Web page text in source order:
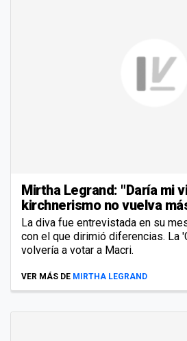
Mirtha Legrand: "Daría mi
kirchnerismo no vuelva
La diva fue entrevistada en su
con el que dirimió diferencias. La
volvería a votar a Macri.
VER MÁS DE MIRTHA LEGRAND